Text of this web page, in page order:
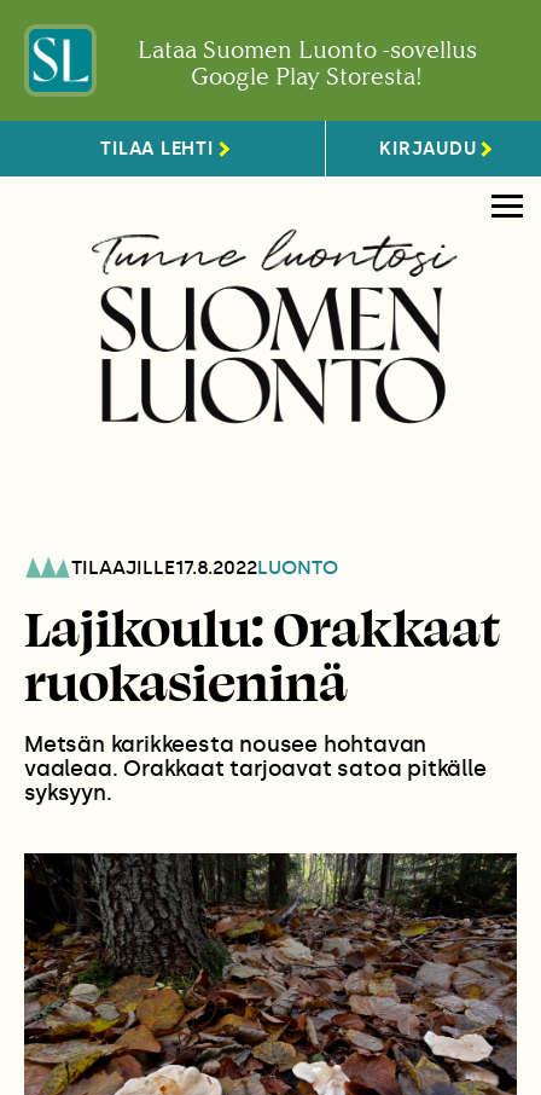
Lataa Suomen Luonto -sovellus
Google Play Storesta!
TILAA LEHTI KIRJAUDU
TILAAJILLE17.8.2022LUONTO
Lajikoulu: Orakkaat
ruokasieninä
Metsän karikkeesta nousee hohtavan
vaaleaa. Orakkaat tarjoavat satoa pitkälle
syksyyn.